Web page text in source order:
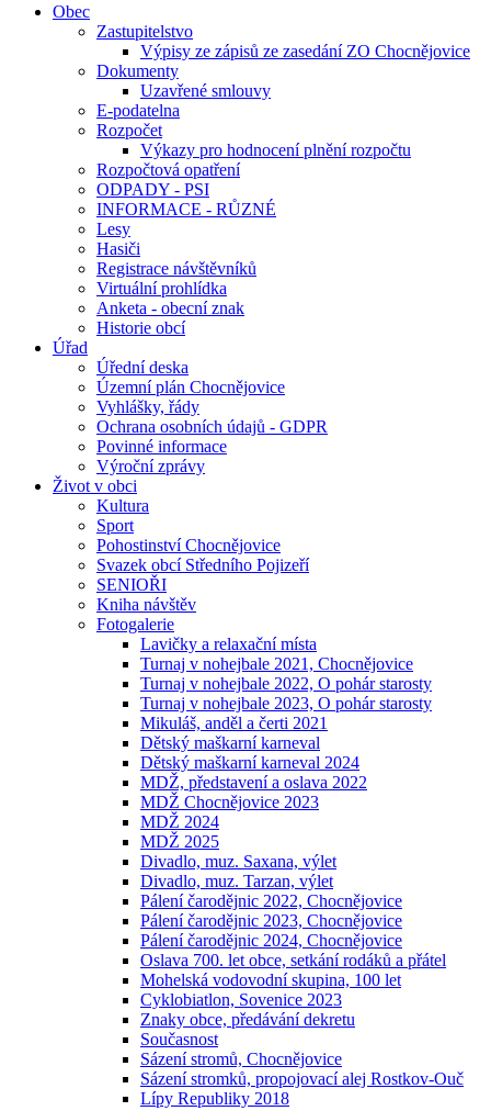
Obec
Zastupitelstvo
Výpisy ze zápisů ze zasedání ZO Chocnějovice
Dokumenty
Uzavřené smlouvy
E-podatelna
Rozpočet
Výkazy pro hodnocení plnění rozpočtu
Rozpočtová opatření
ODPADY - PSI
INFORMACE - RŮZNÉ
Lesy
Hasiči
Registrace návštěvníků
Virtuální prohlídka
Anketa - obecní znak
Historie obcí
Úřad
Úřední deska
Územní plán Chocnějovice
Vyhlášky, řády
Ochrana osobních údajů - GDPR
Povinné informace
Výroční zprávy
Život v obci
Kultura
Sport
Pohostinství Chocnějovice
Svazek obcí Středního Pojizeří
SENIOŘI
Kniha návštěv
Fotogalerie
Lavičky a relaxační místa
Turnaj v nohejbale 2021, Chocnějovice
Turnaj v nohejbale 2022, O pohár starosty
Turnaj v nohejbale 2023, O pohár starosty
Mikuláš, anděl a čerti 2021
Dětský maškarní karneval
Dětský maškarní karneval 2024
MDŽ, představení a oslava 2022
MDŽ Chocnějovice 2023
MDŽ 2024
MDŽ 2025
Divadlo, muz. Saxana, výlet
Divadlo, muz. Tarzan, výlet
Pálení čarodějnic 2022, Chocnějovice
Pálení čarodějnic 2023, Chocnějovice
Pálení čarodějnic 2024, Chocnějovice
Oslava 700. let obce, setkání rodáků a přátel
Mohelská vodovodní skupina, 100 let
Cyklobiatlon, Sovenice 2023
Znaky obce, předávání dekretu
Současnost
Sázení stromů, Chocnějovice
Sázení stromků, propojovací alej Rostkov-Ouč
Lípy Republiky 2018